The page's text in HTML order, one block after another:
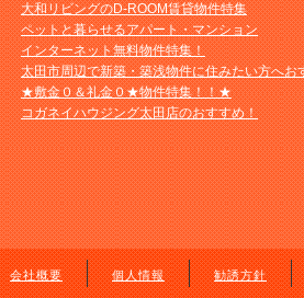
大和リビングのD-ROOM賃貸物件特集
ペットと暮らせるアパート・マンション
インターネット無料物件特集！
太田市周辺で新築・築浅物件に住みたい方へお
★敷金０＆礼金０★物件特集！！★
コガネイハウジング太田店のおすすめ！
会社概要 個人情報 勧誘方針